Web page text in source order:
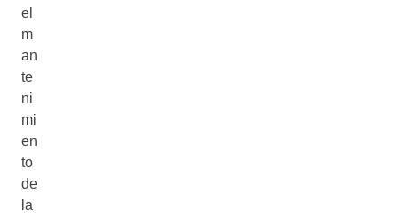
el
m
an
te
ni
mi
en
to
de
la